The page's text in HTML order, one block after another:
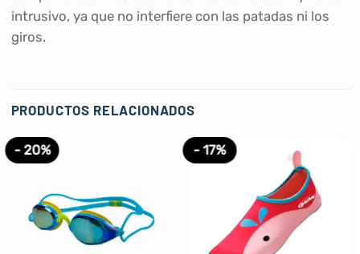
intrusivo, ya que no interfiere con las patadas ni los
giros.
PRODUCTOS RELACIONADOS
- 20% - 17%